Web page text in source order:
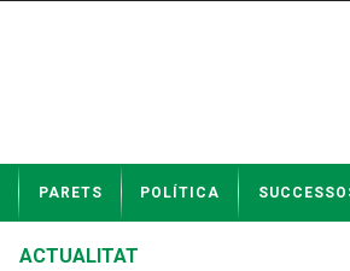
t
PARETS POLÍTICA
ACTUALITAT